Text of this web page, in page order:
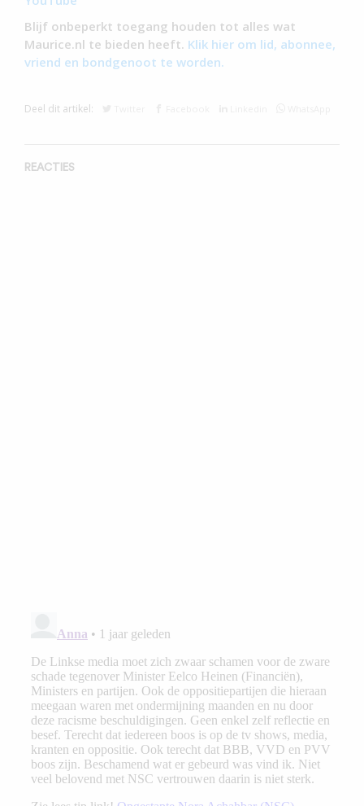
Blijf onbeperkt toegang houden tot alles wat
Maurice.nl te bieden heeft. Klik hier om lid, abonnee,
vriend en bondgenoot te worden.
Deel dit artikel:
REACTIES